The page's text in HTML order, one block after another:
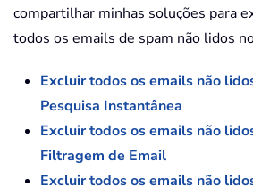
compartilhar minhas soluções para
todos os emails de spam não lidos
Excluir todos os emails não
Pesquisa Instantânea
Excluir todos os emails não
Filtragem de Email
Excluir todos os emails não